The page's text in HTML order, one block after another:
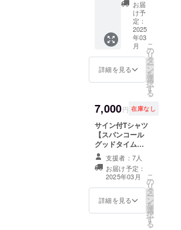
お礼の
メッ
セージ
・IDOL
SEA
PICNIC
限定
粗品タ
オル ・
SEA
PICNIC
2024 限
定 T
シャツ
ント満
喫 ド
リンク
チケッ
トセッ
お届
け予
定：
2025
年03
月
詳細を見る
こ
の
リ
タ
ー
ン
を
選
択
す
る
7,000円 在庫なし
サイン付Tシャツ
【スパンコール
グッドタイム
ズ】 ※基本後日
発送 ※サイズ
M、L、XLのみ ※
宛名・コメント
の指定はできま
せん ※各アー
支援者：7人
お届け予定：
2025年03月
詳細を見る
こ
の
リ
タ
ー
ン
を
選
択
す
る